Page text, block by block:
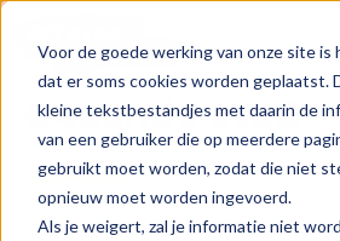
Voor de goede werking van onze site is
dat er soms cookies worden geplaatst.
kleine tekstbestandjes met daarin de
van een gebruiker die op meerdere
gebruikt moet worden, zodat die niet
opnieuw moet worden ingevoerd.
Als je weigert, zal je informatie niet
Gezonde stad